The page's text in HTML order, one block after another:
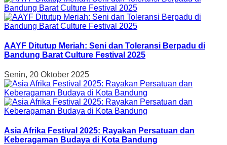
AAYF Ditutup Meriah: Seni dan Toleransi Berpadu di
Bandung Barat Culture Festival 2025
Senin, 20 Oktober 2025
Asia Afrika Festival 2025: Rayakan Persatuan dan
Keberagaman Budaya di Kota Bandung